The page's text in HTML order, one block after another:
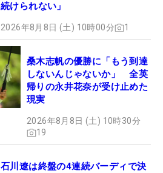
続けられない」
2026年8月8日 (土) 10時00分 1
桑木志帆の優勝に「もう到達
しないんじゃないか」 全英
帰りの永井花奈が受け止めた
現実
2026年8月8日 (土) 10時30分
19
石川遼は終盤の4連続バーディで決